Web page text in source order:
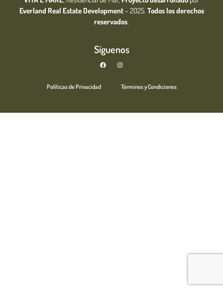
Everland Real Estate Development– 2025. Todos los derechos
reservados.
Síguenos
Políticas de Privacidad Términos y Condiciones